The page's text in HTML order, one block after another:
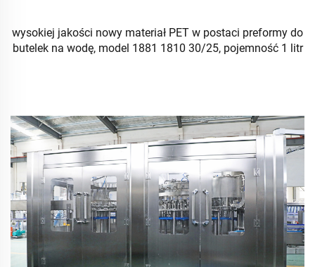
wysokiej jakości nowy materiał PET w postaci preformy do
butelek na wodę, model 1881 1810 30/25, pojemność 1 litr